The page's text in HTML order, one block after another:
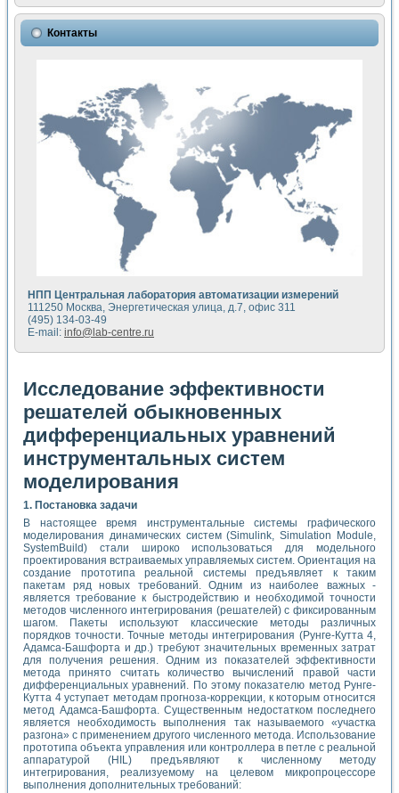
Контакты
НПП Центральная лаборатория автоматизации измерений
111250 Москва, Энергетическая улица, д.7, офис 311
(495) 134-03-49
E-mail: info@lab-centre.ru
Исследование эффективности
решателей обыкновенных
дифференциальных уравнений
инструментальных систем
моделирования
1. Постановка задачи
В настоящее время инструментальные системы графического
моделирования динамических систем (Simulink, Simulation Module,
SystemBuild) стали широко использоваться для модельного
проектирования встраиваемых управляемых систем. Ориентация на
создание прототипа реальной системы предъявляет к таким
пакетам ряд новых требований. Одним из наиболее важных -
является требование к быстродействию и необходимой точности
методов численного интегрирования (решателей) с фиксированным
шагом. Пакеты используют классические методы различных
порядков точности. Точные методы интегрирования (Рунге-Кутта 4,
Адамса-Башфорта и др.) требуют значительных временных затрат
для получения решения. Одним из показателей эффективности
метода принято считать количество вычислений правой части
дифференциальных уравнений. По этому показателю метод Рунге-
Кутта 4 уступает методам прогноза-коррекции, к которым относится
метод Адамса-Башфорта. Существенным недостатком последнего
является необходимость выполнения так называемого «участка
разгона» с применением другого численного метода. Использование
прототипа объекта управления или контроллера в петле с реальной
аппаратурой (HIL) предъявляют к численному методу
интегрирования, реализуемому на целевом микропроцессоре
выполнения дополнительных требований: